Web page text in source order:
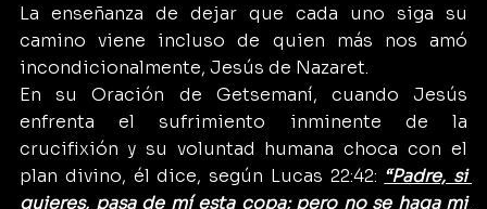
La enseñanza de dejar que cada uno siga su
camino viene incluso de quien más nos amó
incondicionalmente, Jesús de Nazaret.
En su Oración de Getsemaní, cuando Jesús
enfrenta el sufrimiento inminente de la
crucifixión y su voluntad humana choca con el
plan divino, él dice, según Lucas 22:42: “Padre, si
quieres, pasa de mí esta copa; pero no se haga mi